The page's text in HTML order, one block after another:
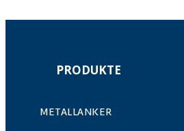
PRODUKTE
METALLANKER